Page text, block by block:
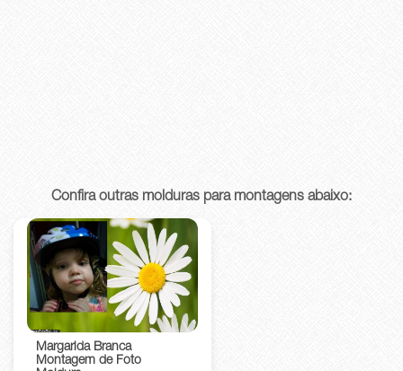
Confira outras molduras para montagens abaixo:
Margarida Branca
Montagem de Foto